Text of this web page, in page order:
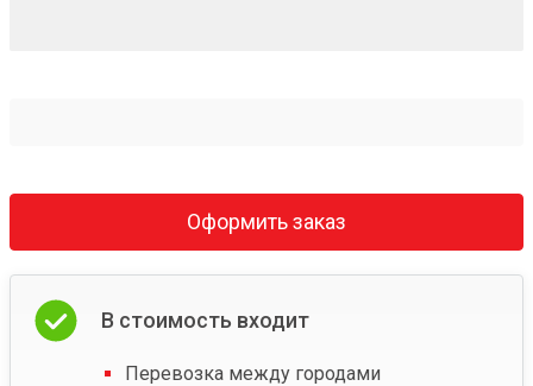
Оформить заказ
В стоимость входит
Перевозка между городами